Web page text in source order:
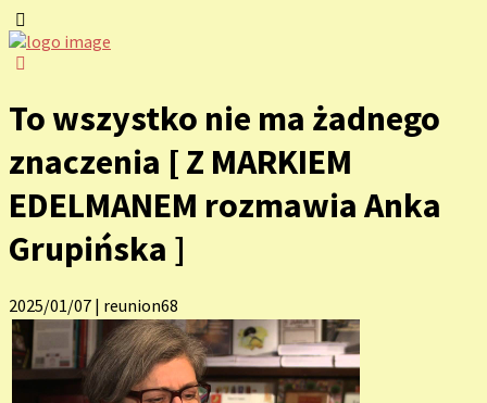
To wszystko nie ma żadnego
znaczenia [ Z MARKIEM
EDELMANEM rozmawia Anka
Grupińska ]
2025/01/07 | reunion68